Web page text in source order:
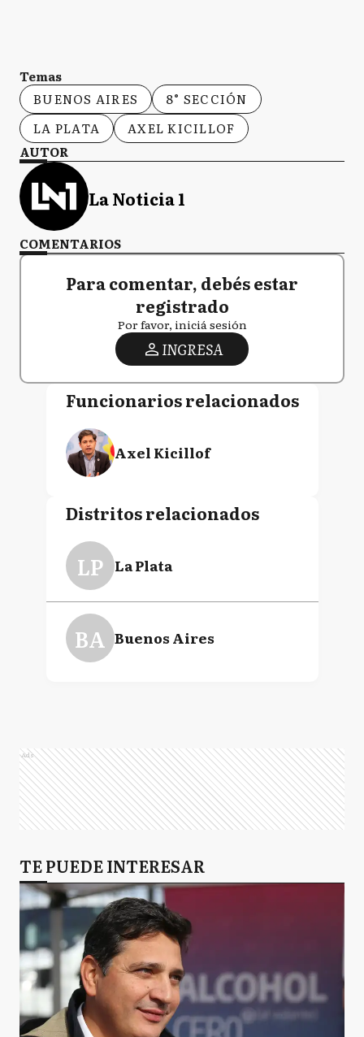
Temas
BUENOS AIRES
8° SECCIÓN
LA PLATA
AXEL KICILLOF
AUTOR
La Noticia 1
COMENTARIOS
Para comentar, debés estar
registrado
Por favor, iniciá sesión
INGRESA
Funcionarios relacionados
Axel Kicillof
Distritos relacionados
LP La Plata
BA Buenos Aires
Ads
TE PUEDE INTERESAR